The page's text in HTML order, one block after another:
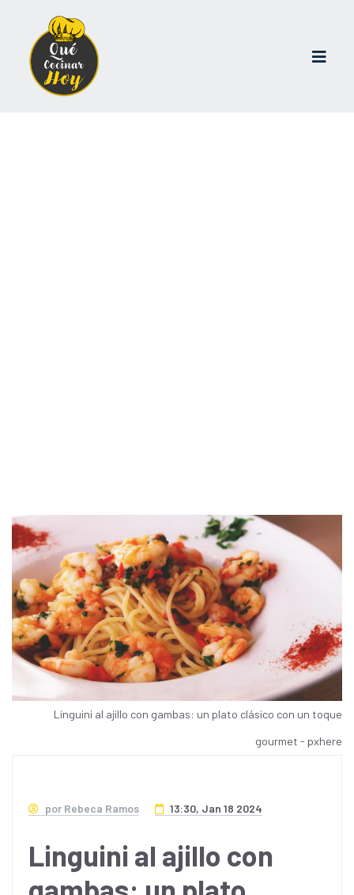
Linguini al ajillo con gambas: un plato clásico con un toque
gourmet - pxhere
por Rebeca Ramos 13:30, Jan 18 2024
Linguini al ajillo con